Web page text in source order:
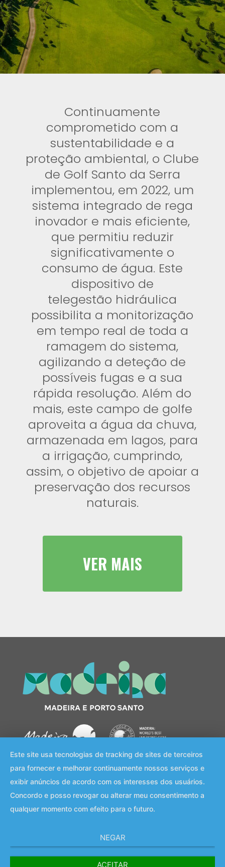
Continuamente
comprometido com a
sustentabilidade e a
proteção ambiental, o Clube
de Golf Santo da Serra
implementou, em 2022, um
sistema integrado de rega
inovador e mais eficiente,
que permitiu reduzir
significativamente o
consumo de água. Este
dispositivo de
telegestão hidráulica
possibilita a monitorização
em tempo real de toda a
ramagem do sistema,
agilizando a deteção de
possíveis fugas e a sua
rápida resolução. Além do
mais, este campo de golfe
aproveita a água da chuva,
armazenada em lagos, para
a irrigação, cumprindo,
assim, o objetivo de apoiar a
preservação dos recursos
naturais.
VER MAIS
Home
Hóteis
Política de Privacidade
Campos de Golfe
Política de Cookies (EU)
Pacotes de Golfe
Termos e Condições
Este site usa tecnologias de tracking de sites de terceiros
para fornecer e melhorar continuamente nossos serviços e
exibir anúncios de acordo com os interesses dos usuários.
Concordo e posso revogar ou alterar meu consentimento a
qualquer momento com efeito para o futuro.
NEGAR
ACEITAR